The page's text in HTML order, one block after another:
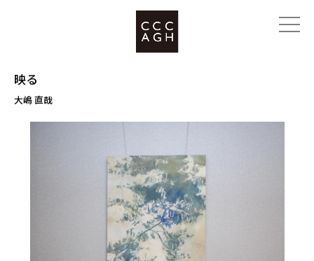
映る
大嶋 直哉